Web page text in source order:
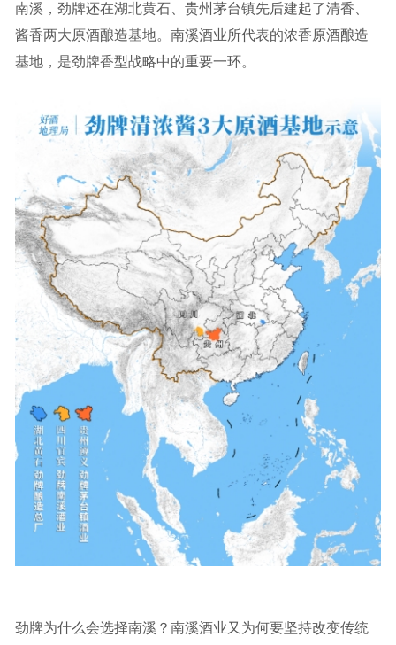
南溪，劲牌还在湖北黄石、贵州茅台镇先后建起了清香、
酱香两大原酒酿造基地。南溪酒业所代表的浓香原酒酿造
基地，是劲牌香型战略中的重要一环。
劲牌为什么会选择南溪？南溪酒业又为何要坚持改变传统